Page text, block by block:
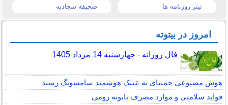
تیتر روزنامه ها صحیفه سجادیه
امروز در بیتوته
فال روزانه - چهارشنبه 14 مرداد 1405
هوش مصنوعی جمینای به عینک هوشمند سامسونگ رسید
فواید سلامتی و موارد مصرف بابونه رومی